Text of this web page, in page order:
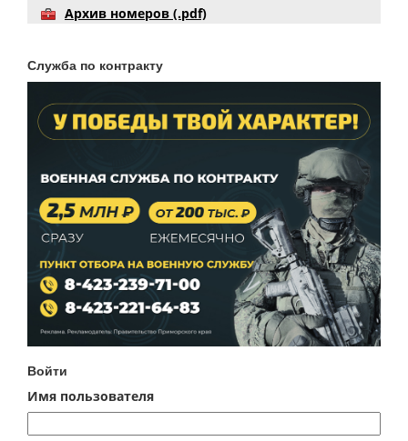
Архив номеров (.pdf)
Служба по контракту
Войти
Имя пользователя